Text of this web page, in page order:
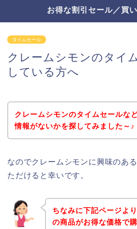
お得な割引セール／買
タイムセール
クレームシモンのタイ
している方へ
クレームシモンのタイムセールな
情報がないかを探してみました～♪
なのでクレームシモンに興味のあ
ただけると幸いです。
ちなみに下記ページよ
の商品がお得な価格で